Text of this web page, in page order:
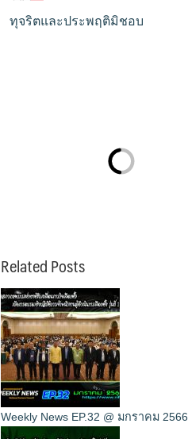
ทุจริตและประพฤติมิชอบ
Related Posts
Weekly News EP.32 @ มกราคม 2566